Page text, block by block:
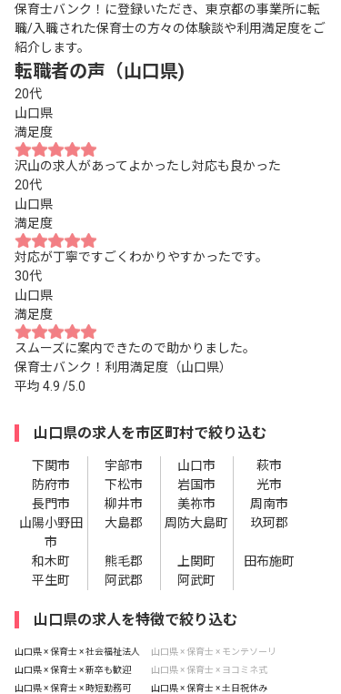
保育士バンク！に登録いただき、東京都の事業所に転
職/入職された保育士の方々の体験談や利用満足度をご
紹介します。
転職者の声（山口県)
20代
山口県
満足度
沢山の求人があってよかったし対応も良かった
20代
山口県
満足度
対応が丁寧ですごくわかりやすかったです。
30代
山口県
満足度
スムーズに案内できたので助かりました。
保育士バンク！利用満足度（山口県）
平均 4.9 /5.0
山口県の求人を市区町村で絞り込む
下関市 宇部市 山口市
萩市
防府市
下松市 岩国市
光市
長門市
柳井市 美祢市
周南市
山陽小野田
市
大島郡 周防大島町 玖珂郡
和木町 熊毛郡 上関町
田布施町
平生町
阿武郡 阿武町
山口県の求人を特徴で絞り込む
山口県 × 保育士 × 社会福祉法人
山口県 × 保育士 × モンテソーリ
山口県 × 保育士 × 新卒も歓迎
山口県 × 保育士 × ヨコミネ式
山口県 × 保育士 × 時短勤務可
山口県 × 保育士 × 土日祝休み